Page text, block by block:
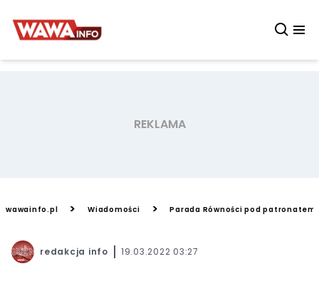
wawainfo.pl > Wiadomości > Parada Równości pod patronatem
redakcja info 19.03.2022 03:27